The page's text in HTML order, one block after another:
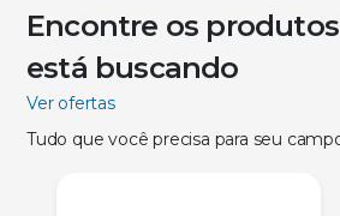
Encontre os
está buscando
Ver ofertas
Tudo que você precisa para seu